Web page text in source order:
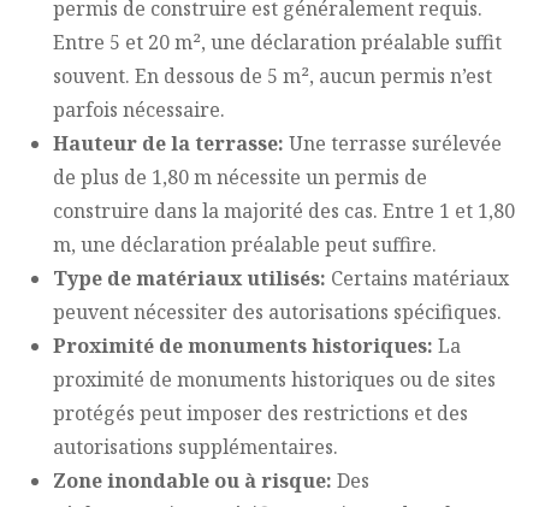
permis de construire est généralement requis.
Entre 5 et 20 m², une déclaration préalable suffit
souvent. En dessous de 5 m², aucun permis n’est
parfois nécessaire.
Hauteur de la terrasse: Une terrasse surélevée
de plus de 1,80 m nécessite un permis de
construire dans la majorité des cas. Entre 1 et 1,80
m, une déclaration préalable peut suffire.
Type de matériaux utilisés: Certains matériaux
peuvent nécessiter des autorisations spécifiques.
Proximité de monuments historiques: La
proximité de monuments historiques ou de sites
protégés peut imposer des restrictions et des
autorisations supplémentaires.
Zone inondable ou à risque: Des